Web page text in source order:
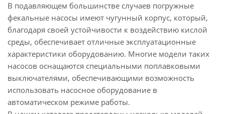
В подавляющем большинстве случаев погружные
фекальные насосы имеют чугунный корпус, который,
благодаря своей устойчивости к воздействию кислой
среды, обеспечивает отличные эксплуатационные
характеристики оборудованию. Многие модели таких
насосов оснащаются специальными поплавковыми
выключателями, обеспечивающими возможность
использовать насосное оборудование в
автоматическом режиме работы.